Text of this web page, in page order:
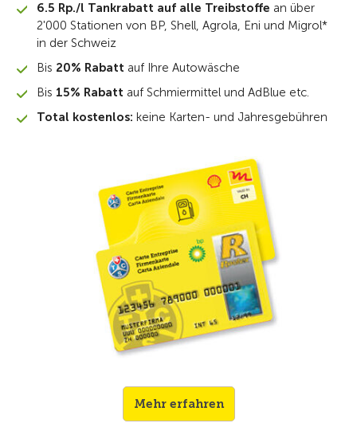
6.5 Rp./l Tankrabatt auf alle Treibstoffe an über
2'000 Stationen von BP, Shell, Agrola, Eni und Migrol*
in der Schweiz
Bis 20% Rabatt auf Ihre Autowäsche
Bis 15% Rabatt auf Schmiermittel und AdBlue etc.
Total kostenlos: keine Karten- und Jahresgebühren
Mehr erfahren